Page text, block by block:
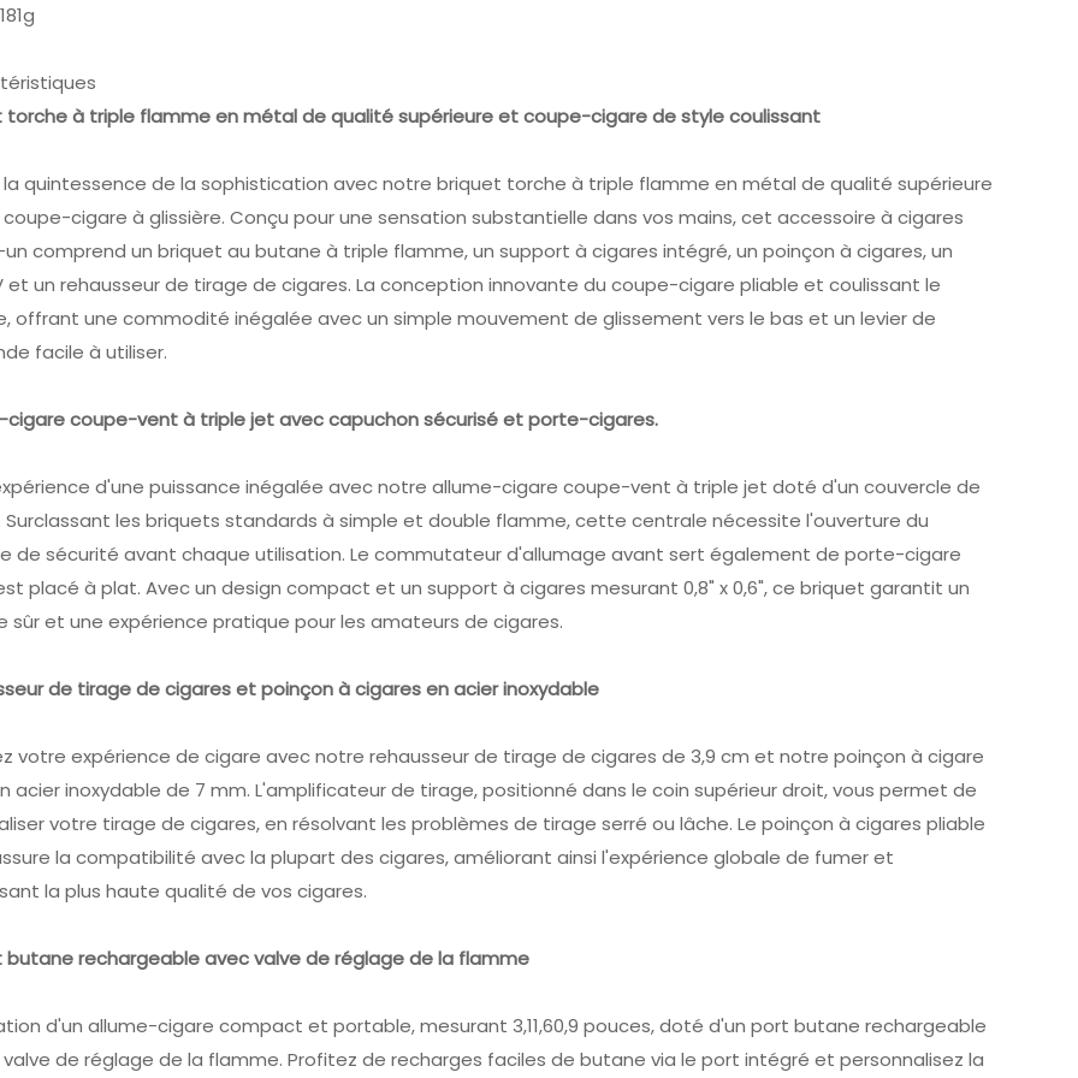
torche à triple flamme en métal de qualité supérieure et coupe-cigare de style coulissant
la quintessence de la sophistication avec notre briquet torche à triple flamme en métal de qualité supérieure
cigare à glissière. Conçu pour une sensation substantielle dans vos mains, cet accessoire à cigares
comprend un briquet au butane à triple flamme, un support à cigares intégré, un poinçon à cigares, un
et un rehausseur de tirage de cigares. La conception innovante du coupe-cigare pliable et coulissant le
offrant une commodité inégalée avec un simple mouvement de glissement vers le bas et un levier de
facile à utiliser.
cigare coupe-vent à triple jet avec capuchon sécurisé et porte-cigares.
d'une puissance inégalée avec notre allume-cigare coupe-vent à triple jet doté d'un couvercle de
Surclassant les briquets standards à simple et double flamme, cette centrale nécessite l'ouverture du
de sécurité avant chaque utilisation. Le commutateur d'allumage avant sert également de porte-cigare
placé à plat. Avec un design compact et un support à cigares mesurant 0,8" x 0,6", ce briquet garantit un
sûr et une expérience pratique pour les amateurs de cigares.
de tirage de cigares et poinçon à cigares en acier inoxydable
votre expérience de cigare avec notre rehausseur de tirage de cigares de 3,9 cm et notre poinçon à cigare
acier inoxydable de 7 mm. L'amplificateur de tirage, positionné dans le coin supérieur droit, vous permet de
votre tirage de cigares, en résolvant les problèmes de tirage serré ou lâche. Le poinçon à cigares pliable
la compatibilité avec la plupart des cigares, améliorant ainsi l'expérience globale de fumer et
la plus haute qualité de vos cigares.
butane rechargeable avec valve de réglage de la flamme
d'un allume-cigare compact et portable, mesurant 3,11,60,9 pouces, doté d'un port butane rechargeable
de réglage de la flamme. Profitez de recharges faciles de butane via le port intégré et personnalisez la